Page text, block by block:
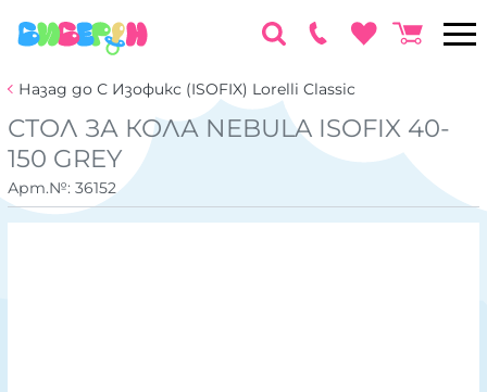
Назад до С Изофикс (ISOFIX) Lorelli Classic
СТОЛ ЗА КОЛА NEBULA ISOFIX 40-
150 GREY
Арт.№: 36152